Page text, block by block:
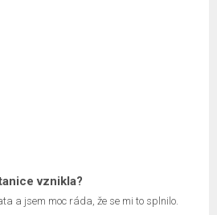
vznikla?
a jsem moc ráda, že se mi to splnilo.